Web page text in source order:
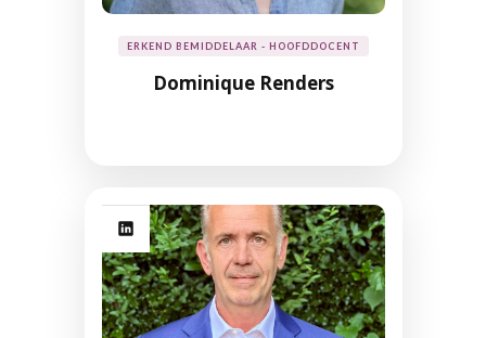
ERKEND BEMIDDELAAR - HOOFDDOCENT
Dominique Renders